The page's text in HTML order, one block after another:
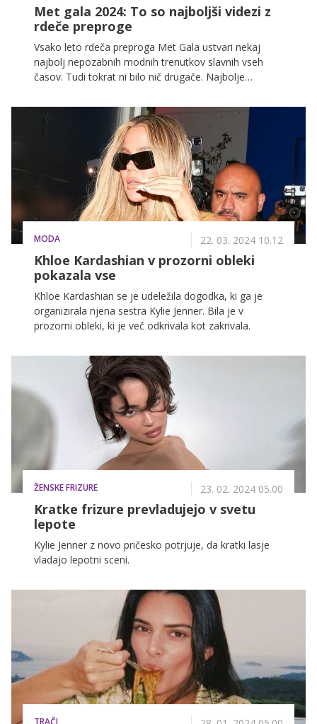
Met gala 2024: To so najboljši videzi z
rdeče preproge
Vsako leto rdeča preproga Met Gala ustvari nekaj
najbolj nepozabnih modnih trenutkov slavnih vseh
časov. Tudi tokrat ni bilo nič drugače. Najbolje
poklonili letošnji temi in uradnemu kodeksu oblačenja
'vrt časa' – in to na premišljen in nepričakovan način.
MODA 22. 03. 2024 10.12
Khloe Kardashian v prozorni obleki
pokazala vse
Khloe Kardashian se je udeležila dogodka, ki ga je
organizirala njena sestra Kylie Jenner. Bila je v
prozorni obleki, ki je več odkrivala kot zakrivala.
ŽENSKE FRIZURE 23. 02. 2024 05.00
Kratke frizure prevladujejo v svetu
lepote
Kylie Jenner z novo pričesko potrjuje, da kratki lasje
vladajo lepotni sceni.
TRAČI